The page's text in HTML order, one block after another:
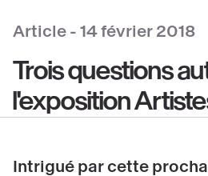
Article - 14 février 2018
Trois questions
l'exposition
Intrigué par cette